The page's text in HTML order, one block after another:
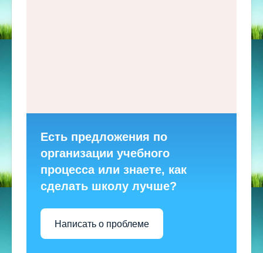
Есть предложения по
организации учебного
процесса или знаете, как
сделать школу лучше?
Написать о проблеме